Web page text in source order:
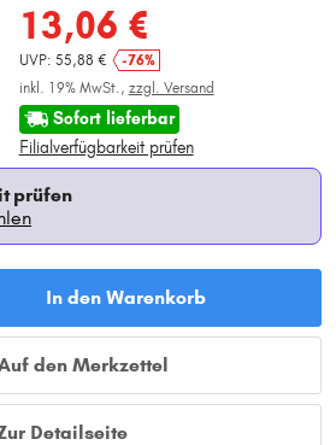
13,06 €
UVP: 55,88 €
-76%
inkl. 19% MwSt., zzgl. Versand
Sofort lieferbar
Filialverfügbarkeit prüfen
prüfen
In den Warenkorb
den Merkzettel
Detailseite